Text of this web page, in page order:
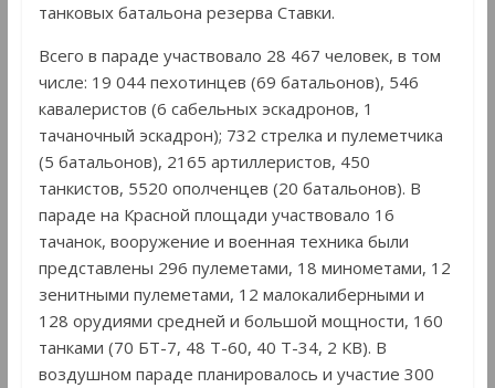
танковых батальона резерва Ставки.
Всего в параде участвовало 28 467 человек, в том
числе: 19 044 пехотинцев (69 батальонов), 546
кавалеристов (6 сабельных эскадронов, 1
тачаночный эскадрон); 732 стрелка и пулеметчика
(5 батальонов), 2165 артиллеристов, 450
танкистов, 5520 ополченцев (20 батальонов). В
параде на Красной площади участвовало 16
тачанок, вооружение и военная техника были
представлены 296 пулеметами, 18 минометами, 12
зенитными пулеметами, 12 малокалиберными и
128 орудиями средней и большой мощности, 160
танками (70 БТ-7, 48 Т-60, 40 Т-34, 2 КВ). В
воздушном параде планировалось и участие 300